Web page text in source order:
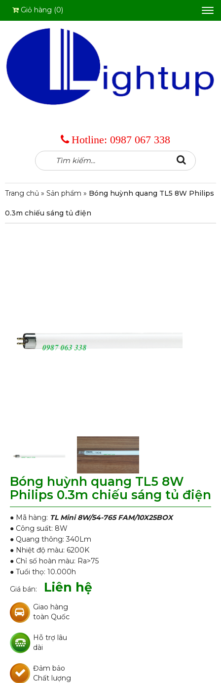
Hotline: 0987 067 338
Tìm
kiếm:
Search
Giỏ hàng (0)
Trang chủ » Sản phẩm » Bóng huỳnh quang TL5 8W Philips
0.3m chiếu sáng tủ điện
Bóng huỳnh quang TL5 8W
Philips 0.3m chiếu sáng tủ điện
● Mã hàng: TL Mini 8W/54-765 FAM/10X25BOX
● Công suất: 8W
● Quang thông: 340Lm
● Nhiệt độ màu: 6200K
● Chỉ số hoàn màu: Ra>75
● Tuổi thọ: 10.000h
Giá bán:
Liên hệ
Giao hàng
toàn Quốc
Hỗ trợ lâu
dài
Đảm bảo
Chất lượng